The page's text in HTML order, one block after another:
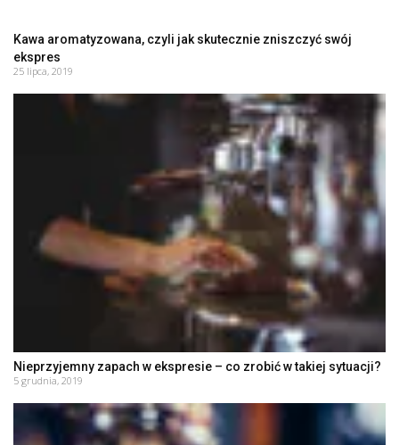
Kawa aromatyzowana, czyli jak skutecznie zniszczyć swój
ekspres
25 lipca, 2019
Nieprzyjemny zapach w ekspresie – co zrobić w takiej sytuacji?
5 grudnia, 2019